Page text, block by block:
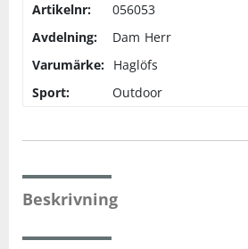
Artikelnr:
056053
Avdelning:
Dam Herr
Varumärke: Haglöfs
Sport:
Outdoor
Beskrivning